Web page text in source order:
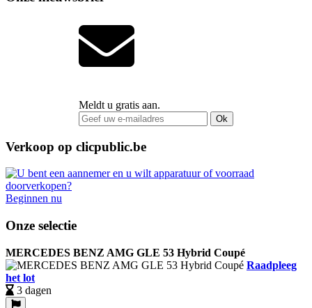
Meldt u gratis aan.
Ok
Verkoop op clicpublic.be
Beginnen nu
Onze selectie
MERCEDES BENZ AMG GLE 53 Hybrid Coupé
Raadpleeg
het lot
3 dagen